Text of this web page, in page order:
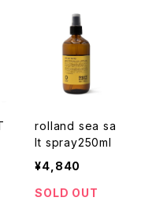
rolland sea sa
lt spray250ml
¥4,840
SOLD OUT